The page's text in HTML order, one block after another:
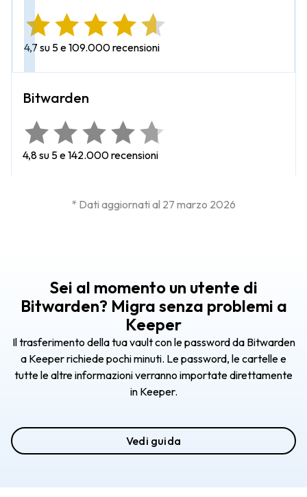
4,7 su 5 e 109.000 recensioni
4,8 su 5 e 142.000 recensioni
* Dati aggiornati al 27 marzo 2026
Sei al momento un utente di
Bitwarden? Migra senza problemi a
Keeper
Il trasferimento della tua vault con le password da Bitwarden
a Keeper richiede pochi minuti. Le password, le cartelle e
tutte le altre informazioni verranno importate direttamente
in Keeper.
Vedi guida